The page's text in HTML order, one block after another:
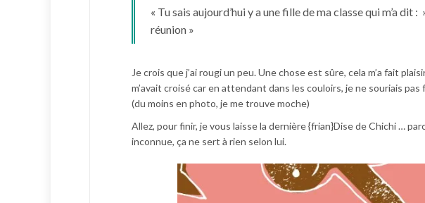
« Tu sais aujourd’hui y a une fille de ma classe qui m’a dit :
réunion »
Je crois que j’ai rougi un peu. Une chose est sûre, cela m’a fait
m’avait croisé car en attendant dans les couloirs, je ne souriais
(du moins en photo, je me trouve moche)
Allez, pour finir, je vous laisse la dernière {frian}Dise de Chichi …
inconnue, ça ne sert à rien selon lui.